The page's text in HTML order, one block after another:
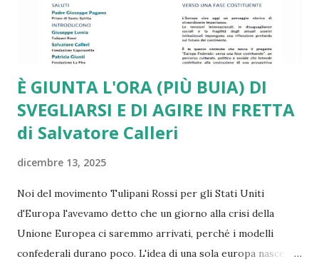
Romano Prodi e di altri leader e intellettuali sinceramente
europeisti. Ma a ben ve...
È GIUNTA L'ORA (PIÙ BUIA) DI
SVEGLIARSI E DI AGIRE IN FRETTA
di Salvatore Calleri
dicembre 13, 2025
Noi del movimento Tulipani Rossi per gli Stati Uniti
d'Europa l'avevamo detto che un giorno alla crisi della
Unione Europea ci saremmo arrivati, perché i modelli
confederali durano poco. L'idea di una sola europa nasce